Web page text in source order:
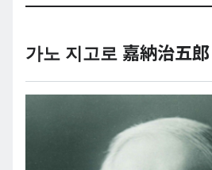
가노 지고로 嘉納治五郎